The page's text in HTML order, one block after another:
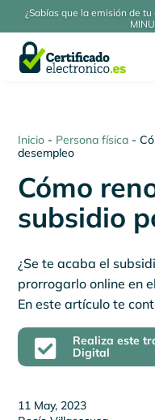
¿Sabías que la emisión de
Inicio - Persona física -
desempleo
Cómo
subsidio
¿Se te acaba el
prorrogarlo online en
En este artículo te

Realiza este
Digital
11 May, 2023